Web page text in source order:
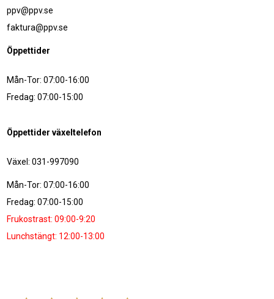
ppv@ppv.se
faktura@ppv.se
Öppettider
Mån-Tor: 07:00-16:00
Fredag: 07:00-15:00
Öppettider växeltelefon
Växel: 031-997090
Mån-Tor: 07:00-16:00
Fredag: 07:00-15:00
Frukostrast: 09:00-9:20
Lunchstängt: 12:00-13:00